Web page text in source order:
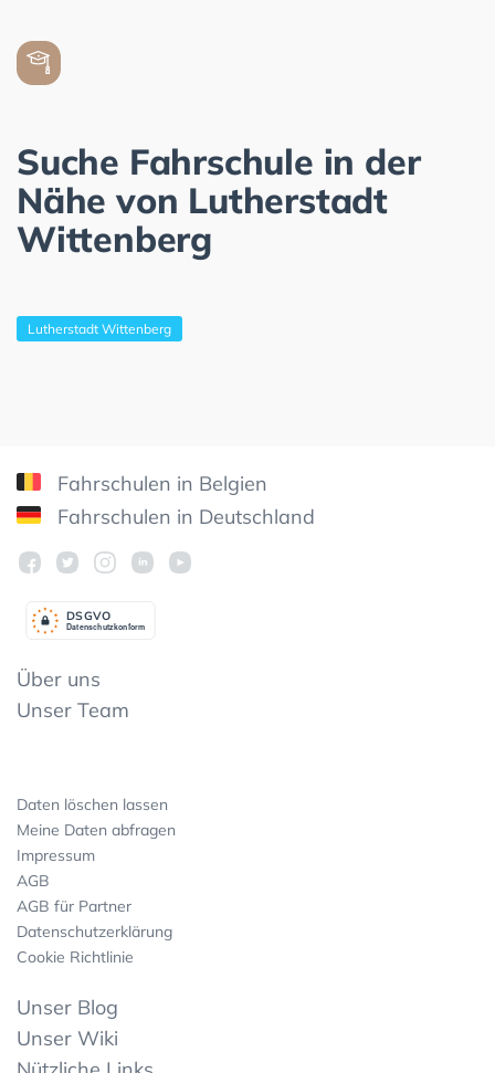
Suche Fahrschule in der
Nähe von Lutherstadt
Wittenberg
Lutherstadt Wittenberg
Fahrschulen in Belgien
Fahrschulen in Deutschland
Datenschutzkonform
DSGVO
Über uns
Unser Team
Daten löschen lassen
Meine Daten abfragen
Impressum
AGB
AGB für Partner
Datenschutzerklärung
Cookie Richtlinie
Unser Blog
Unser Wiki